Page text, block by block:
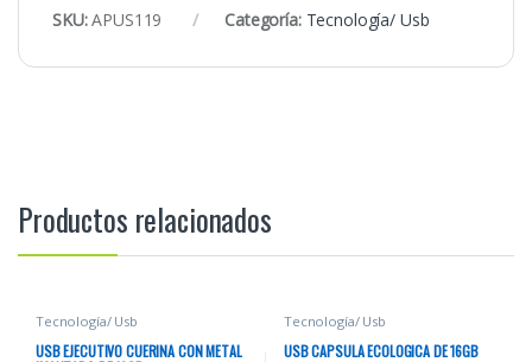
SKU:APUS119 Categoría: Tecnología/ Usb
Productos relacionados
Tecnología/ Usb
USB EJECUTIVO CUERINA CON METAL
Tecnología/ Usb
USB CAPSULA ECOLOGICA DE 16GB